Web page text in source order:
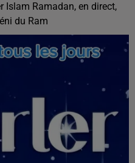
Islam Ramadan, en direct,
du Ram